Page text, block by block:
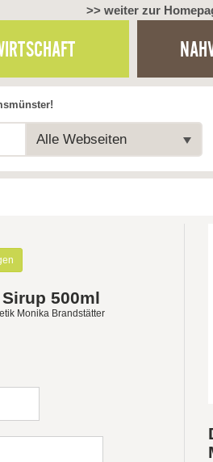
>> weiter zur
Alle Webseiten
500ml
Monika Brandstätter